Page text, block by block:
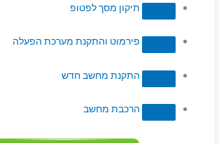
תיקון מסך לפטופ
פירמוט והתקנת מערכת הפעלה
התקנת מחשב חדש
הרכבת מחשב